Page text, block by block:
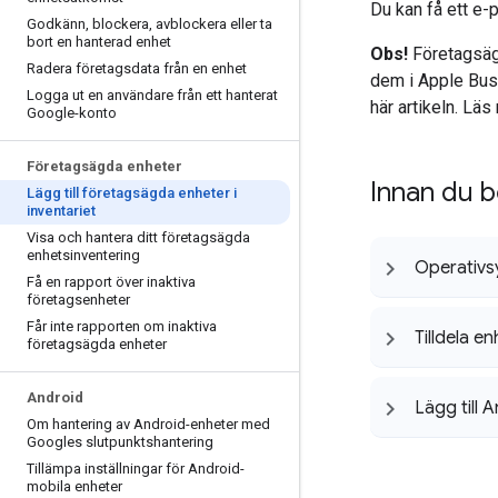
Godkänn, blockera, avblockera eller ta
bort en hanterad enhet
Radera företagsdata från en enhet
Logga ut en användare från ett hanterat
Google-konto
Företagsägda enheter
Lägg till företagsägda enheter i
inventariet
Visa och hantera ditt företagsägda
enhetsinventering
Få en rapport över inaktiva
företagsenheter
Får inte rapporten om inaktiva
företagsägda enheter
Android
Om hantering av Android-enheter med
Googles slutpunktshantering
Tillämpa inställningar för Android-
mobila enheter
Du kan få ett e-
Obs!
dem i Apple
här artikeln.
Innan du
Tilldela
Lägg till